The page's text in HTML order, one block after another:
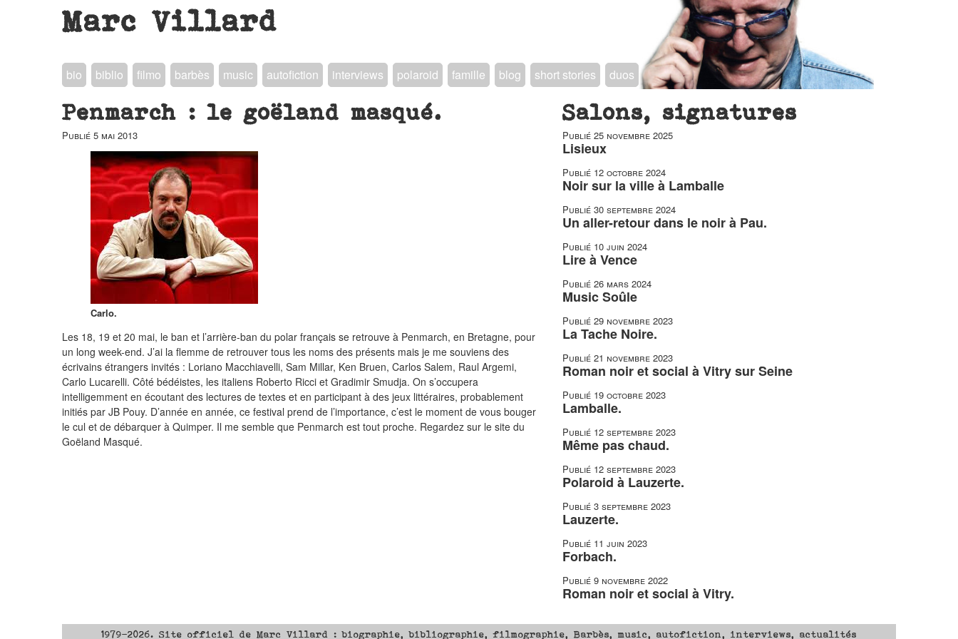
Marc Villard
bio biblio filmo barbès music autofiction interviews polaroid famille blog short stories duos
Penmarch : le goëland masqué.
Publié 5 mai 2013
Carlo.
Les 18, 19 et 20 mai, le ban et l’arrière-ban du polar français se retrouve à Penmarch, en Bretagne, pour
un long week-end. J’ai la flemme de retrouver tous les noms des présents mais je me souviens des
écrivains étrangers invités : Loriano Macchiavelli, Sam Millar, Ken Bruen, Carlos Salem, Raul Argemi,
Carlo Lucarelli. Côté bédéistes, les italiens Roberto Ricci et Gradimir Smudja. On s’occupera
intelligemment en écoutant des lectures de textes et en participant à des jeux littéraires, probablement
initiés par JB Pouy. D’année en année, ce festival prend de l’importance, c’est le moment de vous bouger
le cul et de débarquer à Quimper. Il me semble que Penmarch est tout proche. Regardez sur le site du
Goëland Masqué.
Salons, signatures
Publié 25 novembre 2025
Lisieux
Publié 12 octobre 2024
Noir sur la ville à Lamballe
Publié 30 septembre 2024
Un aller-retour dans le noir à Pau.
Publié 10 juin 2024
Lire à Vence
Publié 26 mars 2024
Music Soûle
Publié 29 novembre 2023
La Tache Noire.
Publié 21 novembre 2023
Roman noir et social à Vitry sur Seine
Publié 19 octobre 2023
Lamballe.
Publié 12 septembre 2023
Même pas chaud.
Publié 12 septembre 2023
Polaroid à Lauzerte.
Publié 3 septembre 2023
Lauzerte.
Publié 11 juin 2023
Forbach.
Publié 9 novembre 2022
Roman noir et social à Vitry.
1979-2026. Site officiel de Marc Villard : biographie, bibliographie, filmographie, Barbès, music, autofiction, interviews, actualités